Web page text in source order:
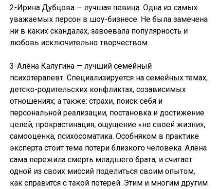
2-Ирина Дубцова — лучшая певица. Одна из самых
уважаемых персон в шоу-бизнесе. Не была замечена
ни в каких скандалах, завоевала популярность и
любовь исключительно творчеством.
3-Алёна Калугина — лучший семейный
психотерапевт. Специализируется на семейных темах,
детско-родительских конфликтах, созависимых
отношениях; а также: страхи, поиск себя и
персональной реализации, постановка и достижение
целей, прокрастинация, ощущение «не своей жизни»,
самооценка, психосоматика. Особняком в практике
эксперта стоит тема потери близкого человека. Алёна
сама пережила смерть младшего брата, и считает
одной из своих миссий поделиться своим опытом,
как справится с такой потерей. Этим и многим другим